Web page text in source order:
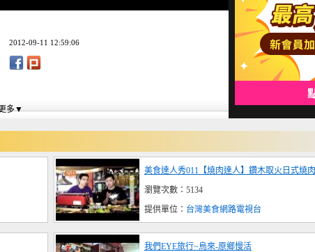
2012-09-11 12:59:06
美食達人秀011【燒肉達人】鑽木取火日式燒肉
瀏覽次數：5134
提供單位： 台灣美食網路電視台
我們EYE旅行~烏來-原鄉慢活